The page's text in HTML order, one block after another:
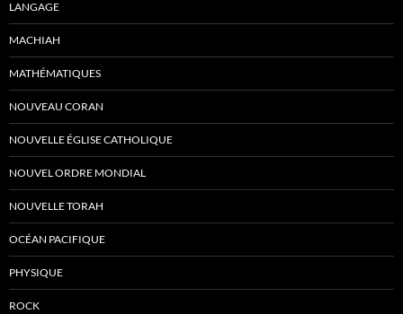
LANGAGE
MACHIAH
MATHÉMATIQUES
NOUVEAU CORAN
NOUVELLE ÉGLISE CATHOLIQUE
NOUVEL ORDRE MONDIAL
NOUVELLE TORAH
OCÉAN PACIFIQUE
PHYSIQUE
ROCK